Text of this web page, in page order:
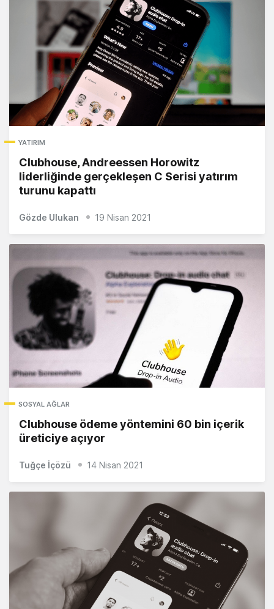
YATIRIM
Clubhouse, Andreessen Horowitz
liderliğinde gerçekleşen C Serisi yatırım
turunu kapattı
Gözde Ulukan 19 Nisan 2021
SOSYAL AĞLAR
Clubhouse ödeme yöntemini 60 bin içerik
üreticiye açıyor
Tuğçe İçözü 14 Nisan 2021